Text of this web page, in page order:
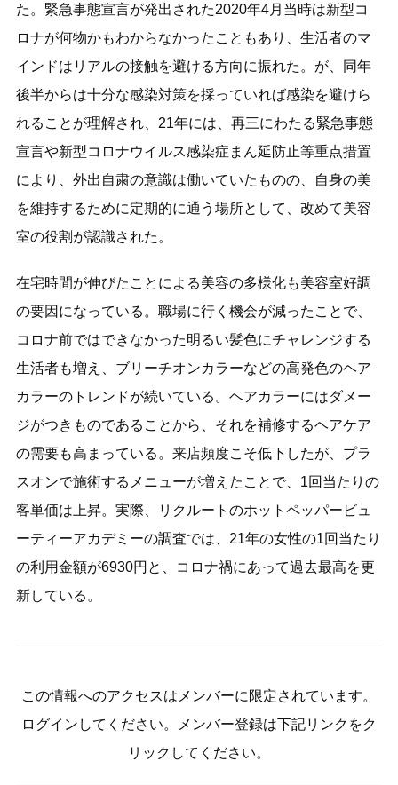
た。緊急事態宣言が発出された2020年4月当時は新型コ
ロナが何物かもわからなかったこともあり、生活者のマ
インドはリアルの接触を避ける方向に振れた。が、同年
後半からは十分な感染対策を採っていれば感染を避けら
れることが理解され、21年には、再三にわたる緊急事態
宣言や新型コロナウイルス感染症まん延防止等重点措置
により、外出自粛の意識は働いていたものの、自身の美
を維持するために定期的に通う場所として、改めて美容
室の役割が認識された。
在宅時間が伸びたことによる美容の多様化も美容室好調
の要因になっている。職場に行く機会が減ったことで、
コロナ前ではできなかった明るい髪色にチャレンジする
生活者も増え、ブリーチオンカラーなどの高発色のヘア
カラーのトレンドが続いている。ヘアカラーにはダメー
ジがつきものであることから、それを補修するヘアケア
の需要も高まっている。来店頻度こそ低下したが、プラ
スオンで施術するメニューが増えたことで、1回当たりの
客単価は上昇。実際、リクルートのホットペッパービュ
ーティーアカデミーの調査では、21年の女性の1回当たり
の利用金額が6930円と、コロナ禍にあって過去最高を更
新している。
この情報へのアクセスはメンバーに限定されています。
ログインしてください。メンバー登録は下記リンクをク
リックしてください。